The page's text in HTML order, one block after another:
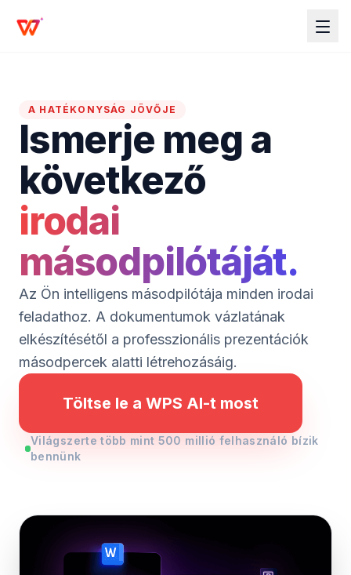
A HATÉKONYSÁG JÖVŐJE
Ismerje meg a
következő
irodai
másodpilótáját.
Az Ön intelligens másodpilótája minden irodai
feladathoz. A dokumentumok vázlatának
elkészítésétől a professzionális prezentációk
másodpercek alatti létrehozásáig.
Töltse le a WPS AI-t most
Világszerte több mint 500 millió felhasználó bízik
bennünk